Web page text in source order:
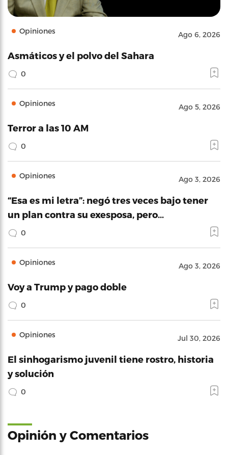
Opiniones Ago 6, 2026
Asmáticos y el polvo del Sahara
0
Opiniones Ago 5, 2026
Terror a las 10 AM
0
Opiniones Ago 3, 2026
“Esa es mi letra”: negó tres veces bajo tener
un plan contra su exesposa, pero…
0
Opiniones Ago 3, 2026
Voy a Trump y pago doble
0
Opiniones Jul 30, 2026
El sinhogarismo juvenil tiene rostro, historia
y solución
0
Opinión y Comentarios